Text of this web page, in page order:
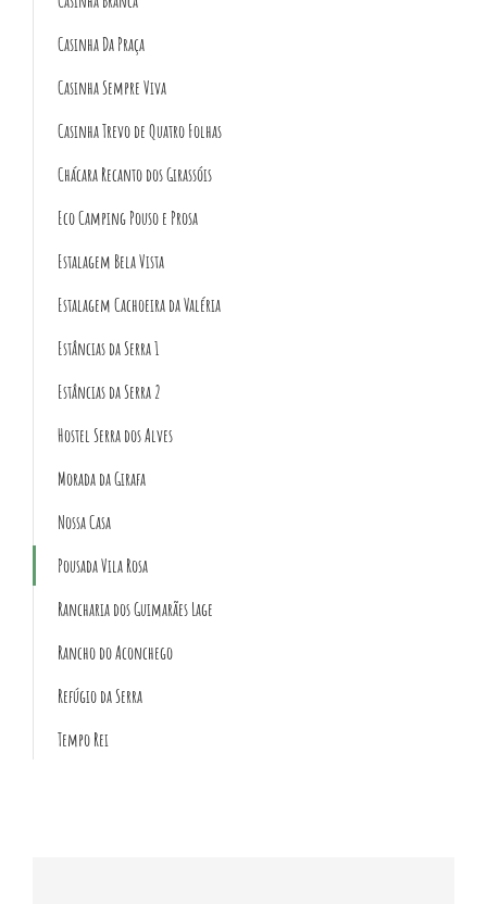
Casinha Da Praça
Casinha Sempre Viva
Casinha Trevo de Quatro Folhas
Chácara Recanto dos Girassóis
Eco Camping Pouso e Prosa
Estalagem Bela Vista
Estalagem Cachoeira da Valéria
Estâncias da Serra 1
Estâncias da Serra 2
Hostel Serra dos Alves
Morada da Girafa
Nossa Casa
Pousada Vila Rosa
Rancharia dos Guimarães Lage
Rancho do Aconchego
Refúgio da Serra
Tempo Rei